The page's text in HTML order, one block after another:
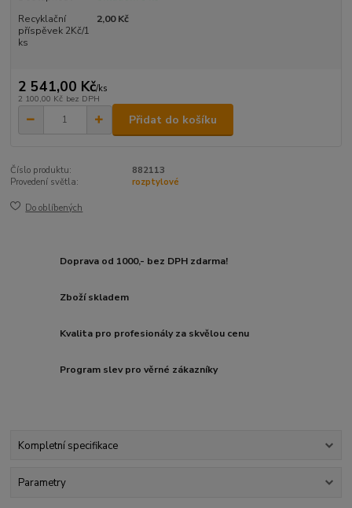
Recyklační
příspěvek 2Kč/1
ks
2,00 Kč
2 541,00 Kč/ks
2 100,00 Kč bez DPH
Přidat do košíku
Číslo produktu:
882113
Provedení světla:
rozptylové
Do oblíbených
Doprava od 1000,- bez DPH zdarma!
Zboží skladem
Kvalita pro profesionály za skvělou cenu
Program slev pro věrné zákazníky
Kompletní specifikace
Parametry